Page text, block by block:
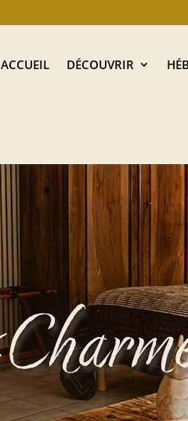
ACCUEIL DÉCOUVRIR